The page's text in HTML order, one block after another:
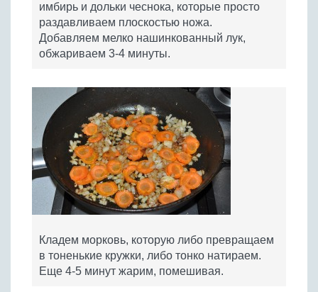
имбирь и дольки чеснока, которые просто
раздавливаем плоскостью ножа.
Добавляем мелко нашинкованный лук,
обжариваем 3-4 минуты.
Кладем морковь, которую либо превращаем
в тоненькие кружки, либо тонко натираем.
Еще 4-5 минут жарим, помешивая.